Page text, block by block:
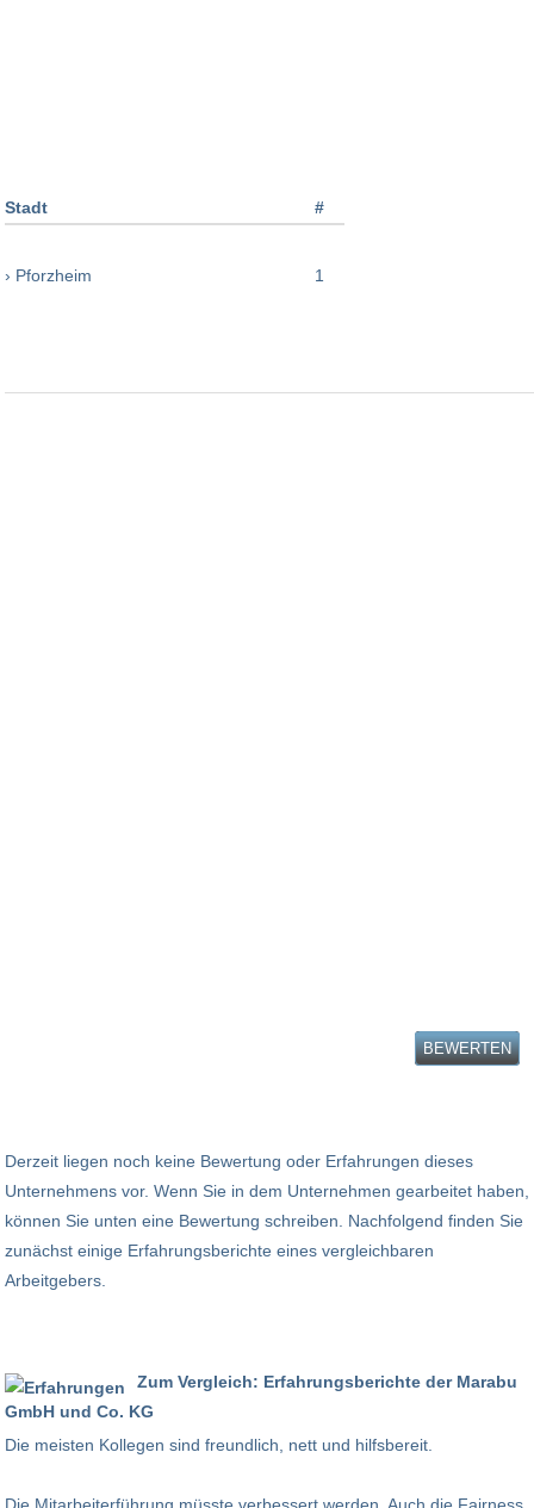
Stadt #
› Pforzheim 1
BEWERTEN
Derzeit liegen noch keine Bewertung oder Erfahrungen dieses
Unternehmens vor. Wenn Sie in dem Unternehmen gearbeitet haben,
können Sie unten eine Bewertung schreiben. Nachfolgend finden Sie
zunächst einige Erfahrungsberichte eines vergleichbaren
Arbeitgebers.
Zum Vergleich: Erfahrungsberichte der Marabu
GmbH und Co. KG
Die meisten Kollegen sind freundlich, nett und hilfsbereit.